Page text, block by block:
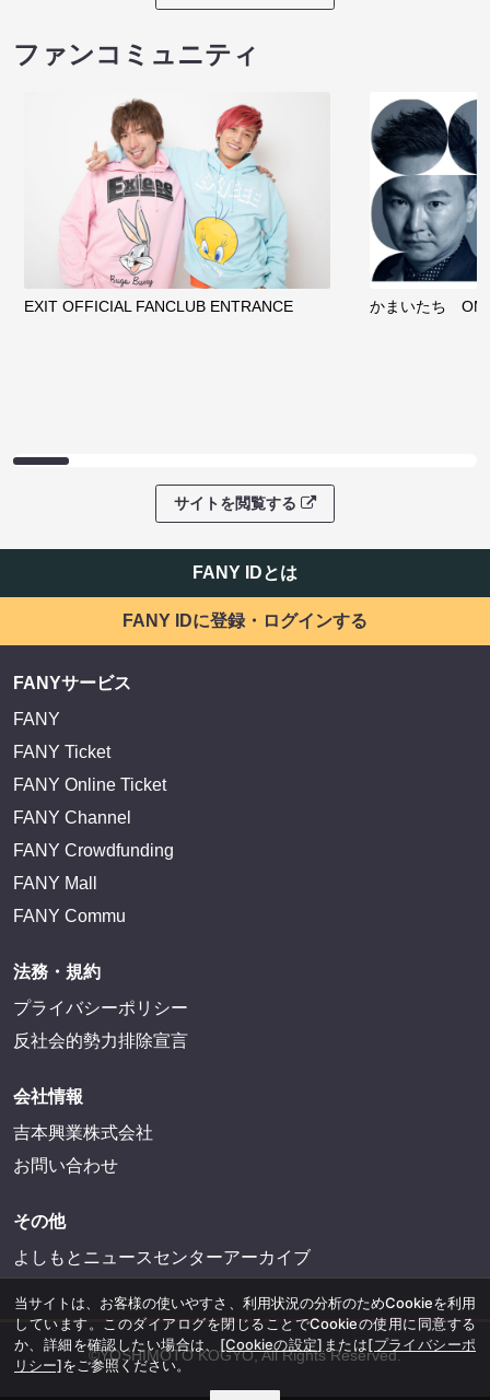
ファンコミュニティ
EXIT OFFICIAL FANCLUB ENTRANCE かまいたち
サイトを閲覧する
FANY IDとは
FANY IDに登録・ログインする
FANYサービス
FANY
FANY Ticket
FANY Online Ticket
FANY Channel
FANY Crowdfunding
FANY Mall
FANY Commu
法務・規約
プライバシーポリシー
反社会的勢力排除宣言
会社情報
吉本興業株式会社
お問い合わせ
その他
よしもとニュースセンターアーカイブ
©YOSHIMOTO KOGYO, All Rights Reserved.
当サイトは、お客様の使いやすさ、利用状況の分析のためCookieを利用
しています。このダイアログを閉じることでCookieの使用に同意する
か、詳細を確認したい場合は、 [Cookieの設定] または[プライバシーポ
リシー]をご参照ください。